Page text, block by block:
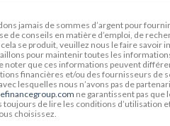
jamais de sommes d’argent pour
de conseils en matière d’emploi, de
se produit, veuillez nous le faire savoir
pour maintenir toutes les
noter que ces informations peuvent
financières et/ou des fournisseurs de
lesquelles nous n’avons pas de
ne garantissent pas
toujours de lire les conditions d’utilisation
choisissez.